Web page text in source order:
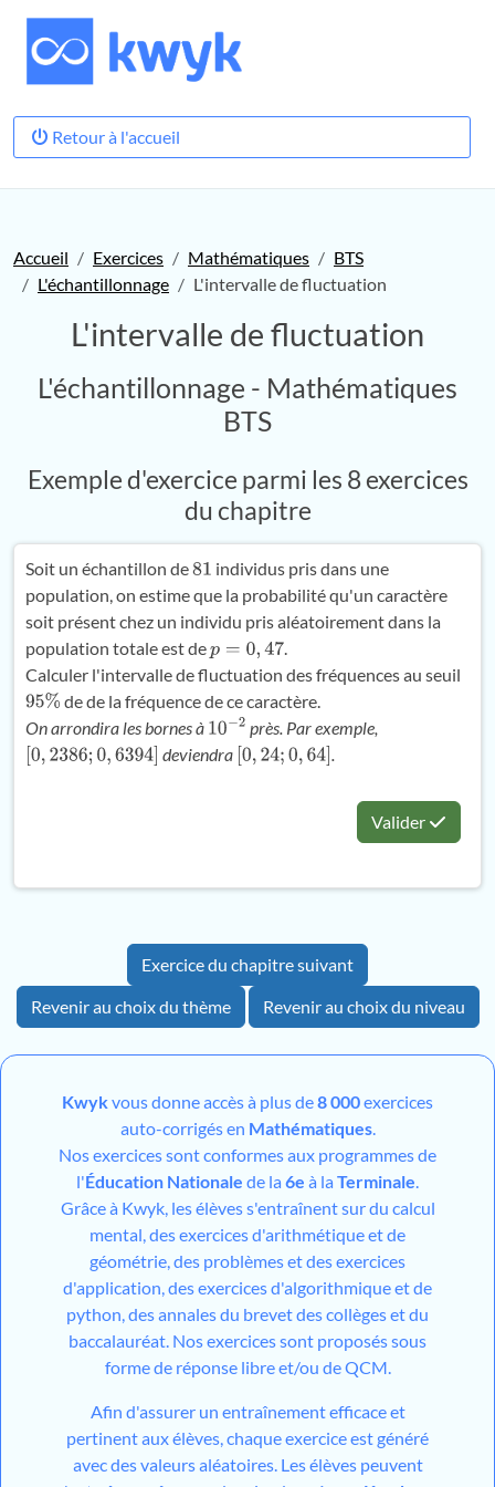
Retour à l'accueil
Accueil Exercices Mathématiques
BTS
L'échantillonnage
L'intervalle de fluctuation
L'intervalle de fluctuation
L'échantillonnage - Mathématiques
BTS
Exemple d'exercice parmi les 8 exercices
du chapitre
Soit un échantillon de81 individus pris dans une
population, on estime que la probabilité qu'un caractère
soit présent chez un individu pris aléatoirement dans la
population totale est dep=0, 47
.
Calculer l'intervalle de fluctuation des fréquences au seuil
95% de de la fréquence de ce caractère.
On arrondira les bornes à 10 2 près. Par exemple,
0,2386;0 ,6394] deviendra 0,24;0 ,64]
Valider
Exercice du chapitre suivant
Revenir au choix du thème
Revenir au choix du niveau
Kwykvous donne accès à plus de8 000exercices
auto-corrigés en Mathématiques.
Nos exercices sont conformes aux programmes de
l'Éducation Nationale de la 6e à la Terminale
Grâce à Kwyk, les élèves s'entraînent sur du calcul
mental, des exercices d'arithmétique et de
géométrie, des problèmes et des exercices
d'application, des exercices d'algorithmique et de
python, des annales du brevet des collèges et du
baccalauréat. Nos exercices sont proposés sous
forme de réponse libre et/ou de QCM.
Afin d'assurer un entraînement efficace et
pertinent aux élèves, chaque exercice est généré
avec des valeurs aléatoires. Les élèves peuvent